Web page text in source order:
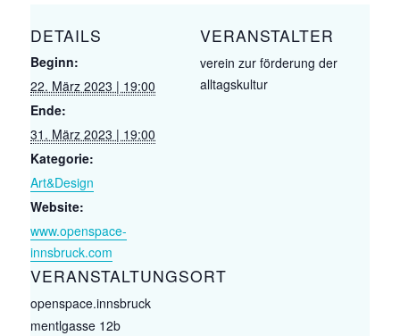
DETAILS
Beginn:
22. März 2023 | 19:00
Ende:
31. März 2023 | 19:00
Kategorie:
Art&Design
Website:
www.openspace-
innsbruck.com
VERANSTALTUNGSORT
openspace.innsbruck
mentlgasse 12b
VERANSTALTER
verein zur förderung der
alltagskultur